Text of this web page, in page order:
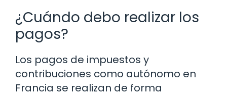
¿Cuándo debo realizar los
pagos?
Los pagos de impuestos y
contribuciones como autónomo en
Francia se realizan de forma